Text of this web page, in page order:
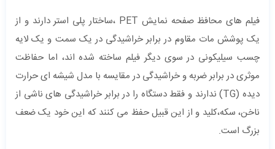
فیلم های محافظ صفحه نمایش PET ،ساختار پلی استر دارند و از
یک پوشش مات مقاوم در برابر خراشیدگی در یک سمت و یک لایه
چسب سیلیکونی در سوی دیگر فیلم ساخته شده اند، اما حفاظت
موثری در برابر ضربه و خراشیدگی در مقایسه با مدل شیشه ای حرارت
دیده (TG) ندارند و فقط دستگاه را در برابر خراشیدگی های ناشی از
ناخن، سکه،کلید و از این قبیل حفظ می کنند که این خود یک ضعف
بزرگ است.